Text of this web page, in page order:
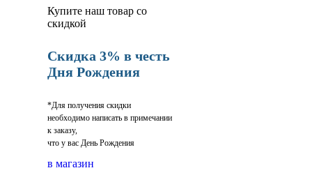
Купите наш товар со
скидкой
Скидка 3% в честь
Дня Рождения
*Для получения скидки
необходимо написать в примечании
к заказу,
что у вас День Рождения
в магазин